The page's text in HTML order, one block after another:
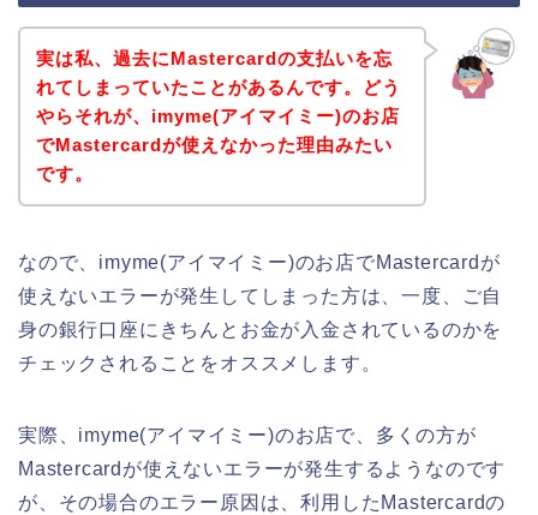
実は私、過去にMastercardの支払いを忘
れてしまっていたことがあるんです。どう
やらそれが、imyme(アイマイミー)のお店
でMastercardが使えなかった理由みたい
です。
なので、imyme(アイマイミー)のお店でMastercardが
使えないエラーが発生してしまった方は、一度、ご自
身の銀行口座にきちんとお金が入金されているのかを
チェックされることをオススメします。
実際、imyme(アイマイミー)のお店で、多くの方が
Mastercardが使えないエラーが発生するようなのです
が、その場合のエラー原因は、利用したMastercardの